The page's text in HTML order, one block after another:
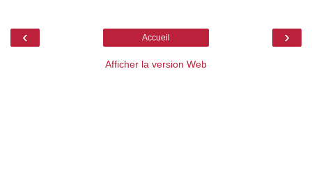
‹ ›
Accueil
Afficher la version Web